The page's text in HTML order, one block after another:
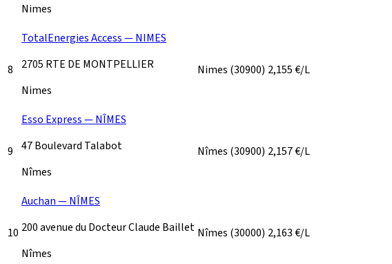
Nimes
8
TotalEnergies Access — NIMES
2705 RTE DE MONTPELLIER
Nimes
Nimes (30900) 2,155€/L
9
Esso Express — NÎMES
47 Boulevard Talabot
Nîmes
Nîmes (30900) 2,157€/L
10
Auchan — NÎMES
200 avenue du Docteur Claude Baillet
Nîmes
Nîmes (30000) 2,163€/L